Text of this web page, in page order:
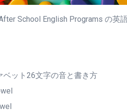
School English Programs の英
ベット26文字の音と書き方